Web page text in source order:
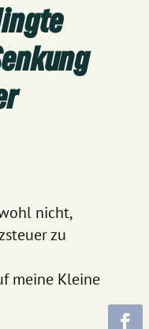
nicht,
zu
meine Kleine